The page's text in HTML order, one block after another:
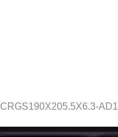
CRGS190X205.5X6.3-AD1